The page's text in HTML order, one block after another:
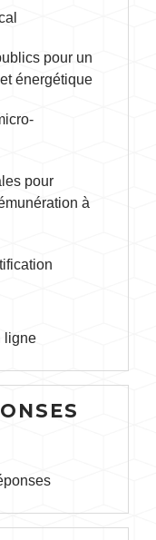
pour un
énergétique
pour
à
ligne